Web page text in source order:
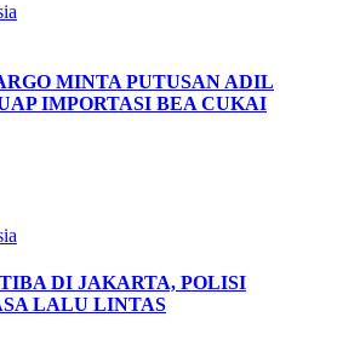
MINTA PUTUSAN ADIL
IMPORTASI BEA CUKAI
DI JAKARTA, POLISI
LALU LINTAS